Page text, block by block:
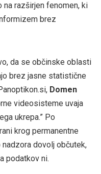
na razširjen fenomen, ki
brez
da se občinske oblasti
brez jasne statistične
Domen
videosisteme uvaja
ukrepa.” Po
krog permanentne
dovolj občutek,
podatkov ni.